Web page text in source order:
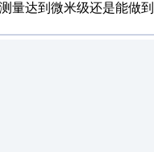
量达到微米级还是能做